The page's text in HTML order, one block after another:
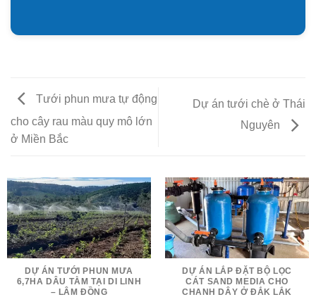
Tưới phun mưa tự động
cho cây rau màu quy mô lớn
ở Miền Bắc
Dự án tưới chè ở Thái
Nguyên
DỰ ÁN TƯỚI PHUN MƯA
6,7HA DÂU TẰM TẠI DI LINH
– LÂM ĐỒNG
DỰ ÁN LẮP ĐẶT BỘ LỌC
CÁT SAND MEDIA CHO
CHANH DÂY Ở ĐẮK LẮK